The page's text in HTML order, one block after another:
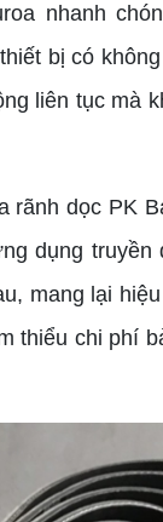
nhanh
bị có
liên tục mà
rãnh dọc PK
dụng truyền
mang lại
thiểu chi phí